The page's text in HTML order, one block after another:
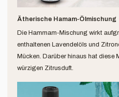
Ätherische Hamam-Ölmischung
Die Hammam-Mischung wirkt
enthaltenen Lavendelöls und
Mücken. Darüber hinaus hat diese
würzigen Zitrusduft.